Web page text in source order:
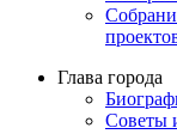
Глава города
Советы